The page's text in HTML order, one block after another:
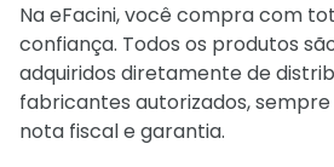
Na eFacini, você compra com
confiança. Todos os produtos
adquiridos diretamente de
fabricantes autorizados,
nota fiscal e garantia.